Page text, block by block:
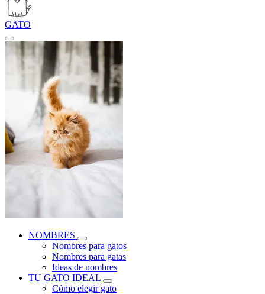
GATO
NOMBRES
Nombres para gatos
Nombres para gatas
Ideas de nombres
TU GATO IDEAL
Cómo elegir gato